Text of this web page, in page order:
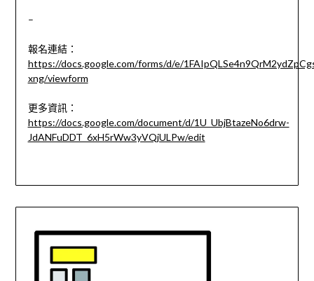
–
報名連結：
https://docs.google.com/forms/d/e/
xng/viewform
更多資訊：
https://docs.google.com/document/d/1U_UbjBtazeNo6drw-
JdANFuDDT_6xH5rWw3yVQjULPw/edit